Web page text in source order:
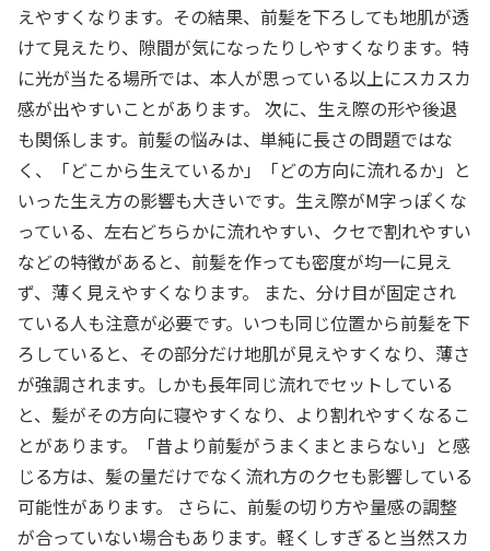
えやすくなります。その結果、前髪を下ろしても地肌が透
けて見えたり、隙間が気になったりしやすくなります。特
に光が当たる場所では、本人が思っている以上にスカスカ
感が出やすいことがあります。 次に、生え際の形や後退
も関係します。前髪の悩みは、単純に長さの問題ではな
く、「どこから生えているか」「どの方向に流れるか」と
いった生え方の影響も大きいです。生え際がM字っぽくな
っている、左右どちらかに流れやすい、クセで割れやすい
などの特徴があると、前髪を作っても密度が均一に見え
ず、薄く見えやすくなります。 また、分け目が固定され
ている人も注意が必要です。いつも同じ位置から前髪を下
ろしていると、その部分だけ地肌が見えやすくなり、薄さ
が強調されます。しかも長年同じ流れでセットしている
と、髪がその方向に寝やすくなり、より割れやすくなるこ
とがあります。「昔より前髪がうまくまとまらない」と感
じる方は、髪の量だけでなく流れ方のクセも影響している
可能性があります。 さらに、前髪の切り方や量感の調整
が合っていない場合もあります。軽くしすぎると当然スカ